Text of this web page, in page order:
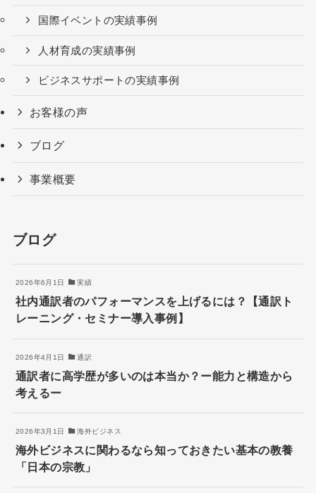
国際イベントの実績事例
人材育成の実績事例
ビジネスサポートの実績事例
お客様の声
ブログ
事業概要
ブログ
2026年6月1日 実績
社内通訳者のパフォーマンスを上げるには？【通訳ト
レーニング・セミナー導入事例】
2026年4月1日 通訳
通訳者に高学歴が多いのは本当か？ー能力と構造から
考えるー
2026年3月1日 海外ビジネス
海外ビジネスに関わるなら知っておきたい基本の教養
「日本の宗教」